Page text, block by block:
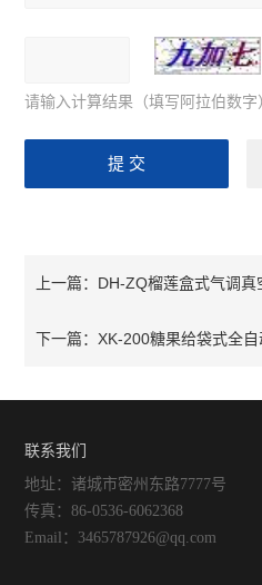
请输入计算结果（填写阿拉伯数
上一篇： DH-ZQ榴莲盒式气调真
下一篇：XK-200糖果给袋式全
联系我们
地址：诸城市密州东路7777号
传真：86-0536-6062368
Email：3465787926@qq.com